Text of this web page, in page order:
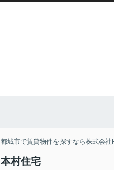
都城市で賃貸物件を探すなら株式会社
本村住宅